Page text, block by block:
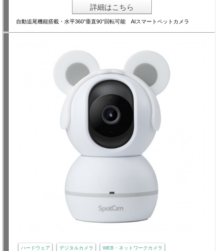
詳細はこちら
自動追尾機能搭載・水平360°垂直90°回転可能 AIスマートペットカメラ
ハードウェア デジタルカメラ WEB・ネットワークカメラ